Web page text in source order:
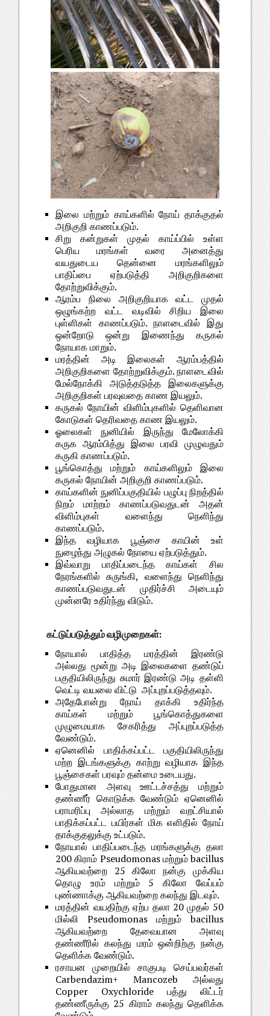
இலை மற்றும் காய்களில் நோய் தாக்குதல்
அறிகுறி காணப்படும்.
சிறு கன்றுகள் முதல் காய்ப்பில் உள்ள
பெரிய மரங்கள் வரை அனைத்து
வயதுடைய தென்னை மரங்களிலும்
பாதிப்பை ஏற்படுத்தி அறிகுறிகளை
தோற்றுவிக்கும்.
ஆரம்ப நிலை அறிகுறியாக வட்ட முதல்
ஒழுங்கற்ற வட்ட வடிவில் சிறிய இலை
புள்ளிகள் காணப்படும். நாளடைவில் இது
ஒன்றோடு ஒன்று இணைந்து கருகல்
நோயாக மாறும்.
மரத்தின் அடி இலைகள் ஆரம்பத்தில்
அறிகுறிகளை தோற்றுவிக்கும். நாளடைவில்
மேல்நோக்கி அடுத்தடுத்த இலைகளுக்கு
அறிகுறிகள் பரவுவதை காண இயலும்.
கருகல் நோயின் விளிம்புகளில் தெளிவான
கோடுகள் தெரிவதை காண இயலும்.
ஓலைகள் நுனியில் இருந்து மேலோக்கி
கருக ஆரம்பித்து இலை பரவி முழுவதும்
கருகி காணப்படும்.
பூங்கொத்து மற்றும் காய்களிலும் இலை
கருகல் நோயின் அறிகுறி காணப்படும்.
காய்களின் நுனிப்பகுதியில் பழுப்பு நிறத்தில்
நிறம் மாற்றம் காணப்படுவதுடன் அதன்
விளிம்புகள் வளைந்து நெளிந்து
காணப்படும்.
இந்த வழியாக பூஞ்சை காயின் உள்
நுழைந்து அழுகல் நோயை ஏற்படுத்தும்.
இவ்வாறு பாதிப்படைந்த காய்கள் சில
நேரங்களில் சுருங்கி, வளைந்து நெளிந்து
காணப்படுவதுடன் முதிர்ச்சி அடையும்
முன்னரே உதிர்ந்து விடும்.
கட்டுப்படுத்தும் வழிமுறைகள்:
நோயால் பாதித்த மரத்தின் இரண்டு
அல்லது மூன்று அடி இலைகளை தண்டுப்
பகுதியிலிருந்து சுமார் இரண்டு அடி தள்ளி
வெட்டி வயலை விட்டு அப்புறப்படுத்தவும்.
அதேபோன்று நோய் தாக்கி உதிர்ந்த
காய்கள் மற்றும் பூங்கொத்துகளை
முழுமையாக சேகரித்து அப்புறப்படுத்த
வேண்டும்.
ஏனெனில் பாதிக்கப்பட்ட பகுதியிலிருந்து
மற்ற இடங்களுக்கு காற்று வழியாக இந்த
பூஞ்சைகள் பரவும் தன்மை உடையது.
போதுமான அளவு ஊட்டச்சத்து மற்றும்
தண்ணீர் கொடுக்க வேண்டும் ஏனெனில்
பராமரிப்பு அல்லாத மற்றும் வறட்சியால்
பாதிக்கப்பட்ட பயிர்கள் மிக எளிதில் நோய்
தாக்குதலுக்கு உட்படும்.
நோயால் பாதிப்படைந்த மரங்களுக்கு தலா
200 கிராம் Pseudomonas மற்றும் bacillus
ஆகியவற்றை 25 கிலோ நன்கு முக்கிய
தொழு உரம் மற்றும் 5 கிலோ வேப்பம்
புண்ணாக்கு ஆகியவற்றை கலந்து இடவும்.
மரத்தின் வயதிற்கு ஏற்ப தலா 20 முதல் 50
மில்லி Pseudomonas மற்றும் bacillus
ஆகியவற்றை தேவையான அளவு
தண்ணீரில் கலந்து மரம் ஒன்றிற்கு நன்கு
தெளிக்க வேண்டும்.
ரசாயன முறையில் சாகுபடி செய்பவர்கள்
Carbendazim+ Mancozeb அல்லது
Copper Oxychloride பத்து லிட்டர்
தண்ணீருக்கு 25 கிராம் கலந்து தெளிக்க